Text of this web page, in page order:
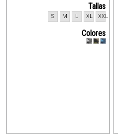
Tallas
XXL
XL
L
M
S
Colores